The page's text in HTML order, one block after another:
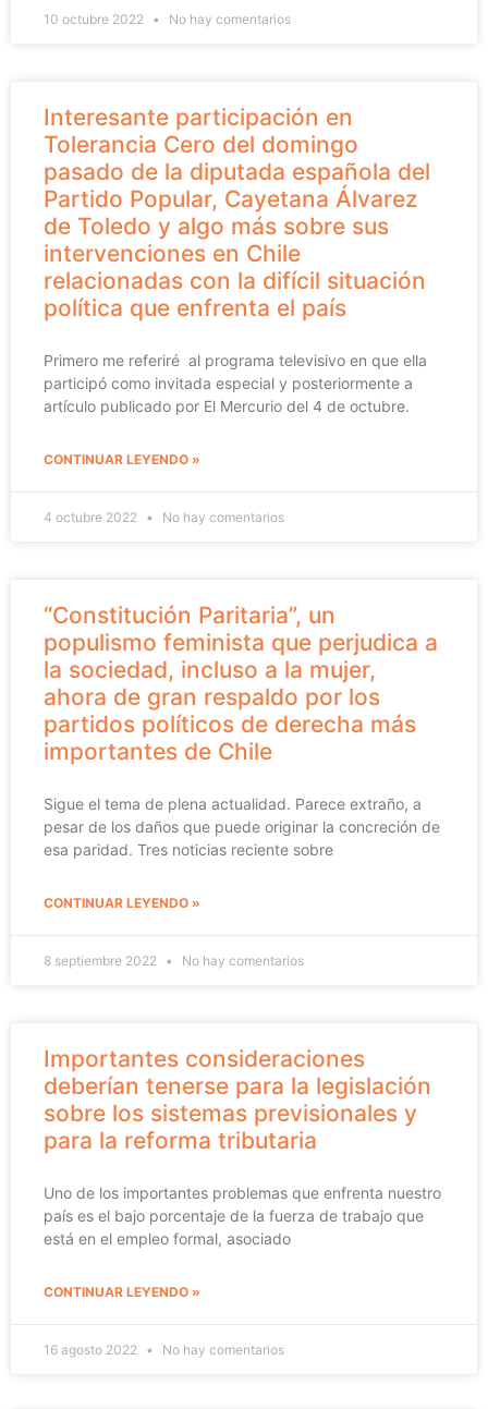
10 octubre 2022 No hay comentarios
Interesante participación en
Tolerancia Cero del domingo
pasado de la diputada española del
Partido Popular, Cayetana Álvarez
de Toledo y algo más sobre sus
intervenciones en Chile
relacionadas con la difícil situación
política que enfrenta el país
Primero me referiré al programa televisivo en que ella
participó como invitada especial y posteriormente a
artículo publicado por El Mercurio del 4 de octubre.
CONTINUAR LEYENDO »
4 octubre 2022 No hay comentarios
“Constitución Paritaria”, un
populismo feminista que perjudica a
la sociedad, incluso a la mujer,
ahora de gran respaldo por los
partidos políticos de derecha más
importantes de Chile
Sigue el tema de plena actualidad. Parece extraño, a
pesar de los daños que puede originar la concreción de
esa paridad. Tres noticias reciente sobre
CONTINUAR LEYENDO »
8 septiembre 2022 No hay comentarios
Importantes consideraciones
deberían tenerse para la legislación
sobre los sistemas previsionales y
para la reforma tributaria
Uno de los importantes problemas que enfrenta nuestro
país es el bajo porcentaje de la fuerza de trabajo que
está en el empleo formal, asociado
CONTINUAR LEYENDO »
16 agosto 2022 No hay comentarios